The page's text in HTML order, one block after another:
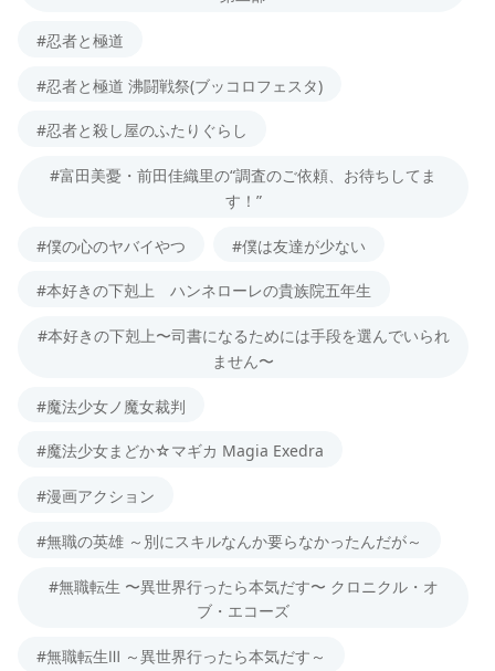
#忍者と極道
#忍者と極道 沸闘戦祭(ブッコロフェスタ)
#忍者と殺し屋のふたりぐらし
#富田美憂・前田佳織里の“調査のご依頼、お待ちしてま
す！”
#僕の心のヤバイやつ #僕は友達が少ない
#本好きの下剋上 ハンネローレの貴族院五年生
#本好きの下剋上〜司書になるためには手段を選んでいられ
ません〜
#魔法少女ノ魔女裁判
#魔法少女まどか☆マギカ Magia Exedra
#漫画アクション
#無職の英雄 ～別にスキルなんか要らなかったんだが～
#無職転生 〜異世界行ったら本気だす〜 クロニクル・オ
ブ・エコーズ
#無職転生Ⅲ ～異世界行ったら本気だす～